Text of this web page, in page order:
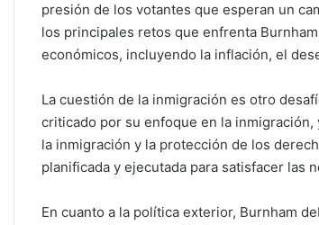
presión de los votantes que esperan un
los principales retos que enfrenta
económicos, incluyendo la inflación, el
La cuestión de la inmigración es otro
criticado por su enfoque en la
la inmigración y la protección de los
planificada y ejecutada para satisfacer las
En cuanto a la política exterior, Burnham